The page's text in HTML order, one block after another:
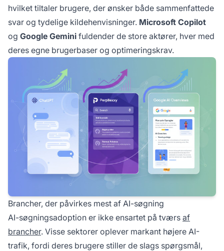
hvilket tiltaler brugere, der ønsker både sammenfattede
svar og tydelige kildehenvisninger. Microsoft Copilot
og Google Gemini fuldender de store aktører, hver med
deres egne brugerbaser og optimeringskrav.
Brancher, der påvirkes mest af AI-søgning
AI-søgningsadoption er ikke ensartet på tværs af
brancher. Visse sektorer oplever markant højere AI-
trafik, fordi deres brugere stiller de slags spørgsmål,